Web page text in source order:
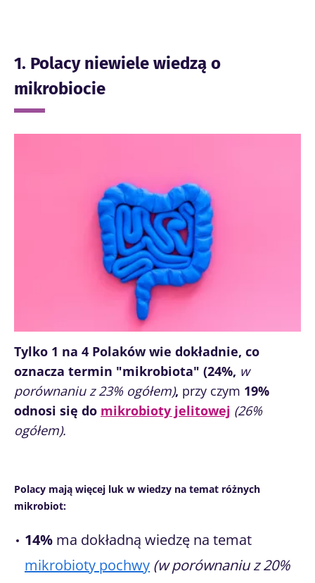
1. Polacy niewiele wiedzą o
mikrobiocie
Tylko 1 na 4 Polaków wie dokładnie, co
oznacza termin "mikrobiota" (24%, w
porównaniu z 23% ogółem), przy czym 19%
odnosi się do mikrobioty jelitowej (26%
ogółem).
Polacy mają więcej luk w wiedzy na temat różnych
mikrobiot:
14% ma dokładną wiedzę na temat
mikrobioty pochwy (w porównaniu z 20%